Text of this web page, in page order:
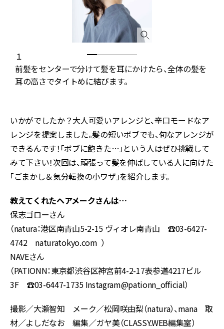
１
前髪をセンターで分けて髪を耳にかけたら、全体の髪を
耳の高さでタイトめに結びます。
いかがでしたか？大人可愛いアレンジと、辛口モードなア
レンジを提案しました。髪の短いボブでも、旬なアレンジが
できるんです！「ボブに飽きた…」という人はぜひ挑戦して
みて下さい！次回は、頑張って髪を伸ばしている人に向けた
「ごまかし＆気分転換の小ワザ」を紹介します。
教えてくれたヘアメークさんは…
保志ゴローさん
（natura：港区南青山5-2-15 ヴィオレ南青山 ☎03-6427-
4742 naturatokyo.com ）
NAVEさん
（PATIONN：東京都渋谷区神宮前4-2-17表参道4217ビル
3F ☎03-6447-1735 Instagram@pationn_official）
撮影／大瀬智知 メーク／松岡咲由梨（natura）、mana 取
材／よしだなお 編集／ガヤ美（CLASSY.WEB編集室）